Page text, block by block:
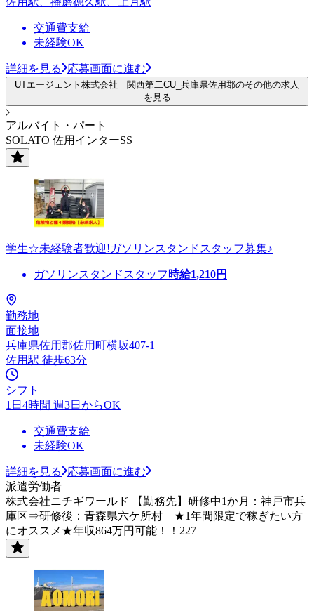
交通費支給
未経験OK
詳細を見る 応募画面に進む
UTエージェント株式会社 関西第二CU_兵庫県佐用郡のその他の求人
を見る
アルバイト・パート
SOLATO 佐用インターSS
学生☆未経験者歓迎!ガソリンスタンドスタッフ募集♪
ガソリンスタンドスタッフ 時給1,210円
勤務地
面接地
兵庫県佐用郡佐用町横坂407-1
佐用駅 徒歩63分
シフト
1日4時間 週3日からOK
交通費支給
未経験OK
詳細を見る
応募画面に進む
派遣労働者
株式会社ニチギワールド 【勤務先】研修中1か月：神戸市兵
庫区⇒研修後：青森県六ケ所村 ★1年間限定で稼ぎたい方
にオススメ★年収864万円可能！！227